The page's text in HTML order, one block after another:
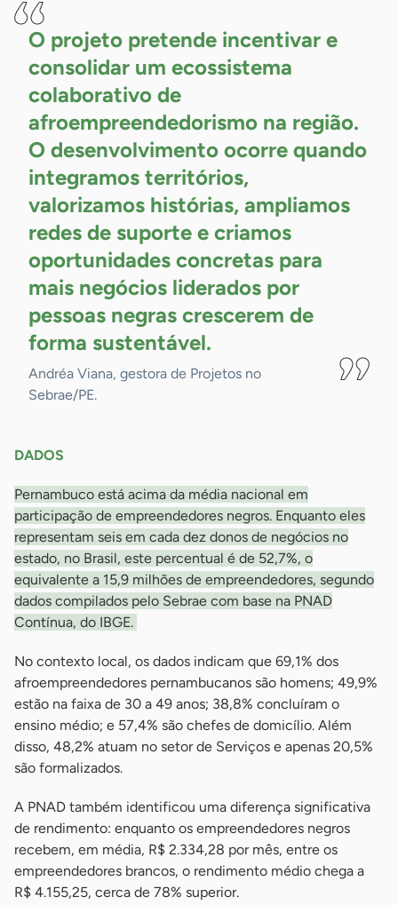
O projeto pretende incentivar e
consolidar um ecossistema
colaborativo de
afroempreendedorismo na região.
O desenvolvimento ocorre quando
integramos territórios,
valorizamos histórias, ampliamos
redes de suporte e criamos
oportunidades concretas para
mais negócios liderados por
pessoas negras crescerem de
forma sustentável.
Andréa Viana, gestora de Projetos no
Sebrae/PE.
DADOS
Pernambuco está acima da média nacional em
participação de empreendedores negros. Enquanto eles
representam seis em cada dez donos de negócios no
estado, no Brasil, este percentual é de 52,7%, o
equivalente a 15,9 milhões de empreendedores, segundo
dados compilados pelo Sebrae com base na PNAD
Contínua, do IBGE.
No contexto local, os dados indicam que 69,1% dos
afroempreendedores pernambucanos são homens; 49,9%
estão na faixa de 30 a 49 anos; 38,8% concluíram o
ensino médio; e 57,4% são chefes de domicílio. Além
disso, 48,2% atuam no setor de Serviços e apenas 20,5%
são formalizados.
A PNAD também identificou uma diferença significativa
de rendimento: enquanto os empreendedores negros
recebem, em média, R$ 2.334,28 por mês, entre os
empreendedores brancos, o rendimento médio chega a
R$ 4.155,25, cerca de 78% superior.